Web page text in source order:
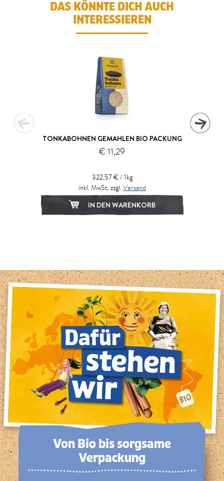
DAS KÖNNTE DICH AUCH
INTERESSIEREN
TONKABOHNEN GEMAHLEN BIO PACKUNG
€ 11,29
322,57 € / 1kg
inkl. MwSt, zzgl. Versand
IN DEN WARENKORB
Von Bio bis sorg­same
Verpackung